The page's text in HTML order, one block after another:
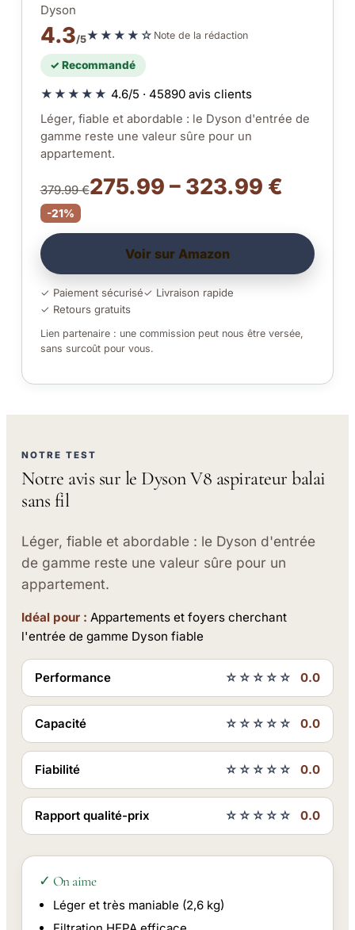
Dyson
4.3/5★★★★☆ Note de la rédaction
✓ Recommandé
★★★★★ 4.6/5 · 45890 avis clients
Léger, fiable et abordable : le Dyson d'entrée de
gamme reste une valeur sûre pour un
appartement.
379.99 €275.99 – 323.99 €
-21%
Voir sur Amazon
✓ Paiement sécurisé✓ Livraison rapide
✓ Retours gratuits
Lien partenaire : une commission peut nous être versée,
sans surcoût pour vous.
NOTRE TEST
Notre avis sur le Dyson V8 aspirateur balai
sans fil
Léger, fiable et abordable : le Dyson d'entrée
de gamme reste une valeur sûre pour un
appartement.
Idéal pour : Appartements et foyers cherchant
l'entrée de gamme Dyson fiable
Performance ☆☆☆☆☆ 0.0
Capacité ☆☆☆☆☆ 0.0
Fiabilité ☆☆☆☆☆ 0.0
Rapport qualité-prix ☆☆☆☆☆ 0.0
✓ On aime
Léger et très maniable (2,6 kg)